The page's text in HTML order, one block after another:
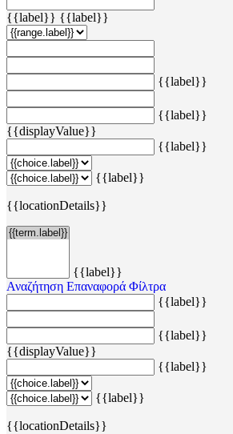
{{label}} {{label}}
{{label}}
{{label}}
{{displayValue}}
{{label}}
{{label}}
{{locationDetails}}
{{label}}
Αναζήτηση Επαναφορά Φίλτρα
{{label}}
{{label}}
{{displayValue}}
{{label}}
{{label}}
{{locationDetails}}